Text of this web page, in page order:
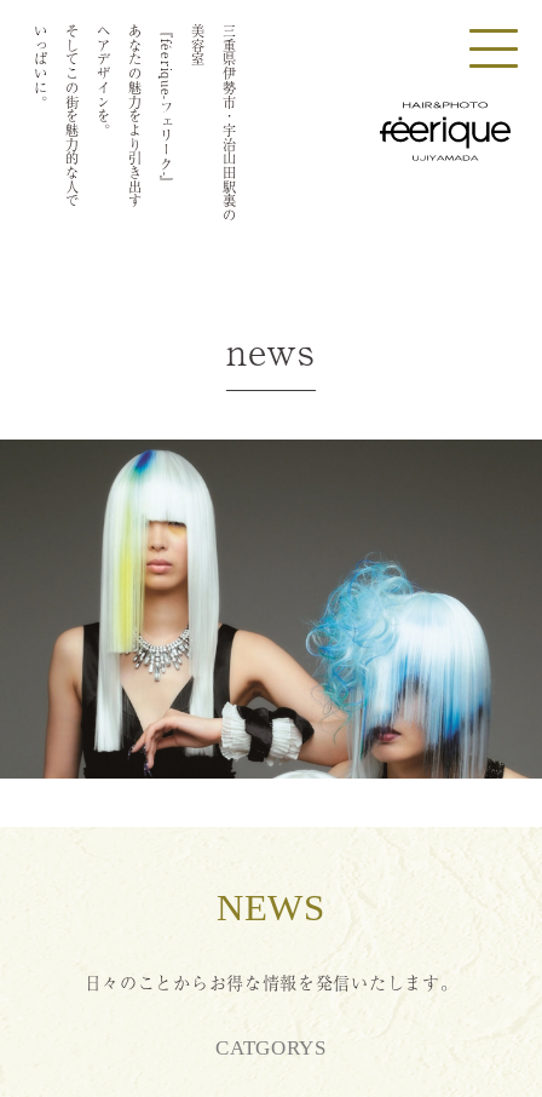
三重県伊勢市・宇治山田駅裏の
美容室
『féerique-フェリーク-』
あなたの魅力をより引き出す
ヘアデザインを。
そしてこの街を魅力的な人で
いっぱいに。
news
NEWS
日々のことからお得な情報を発信いたします。
CATGORYS